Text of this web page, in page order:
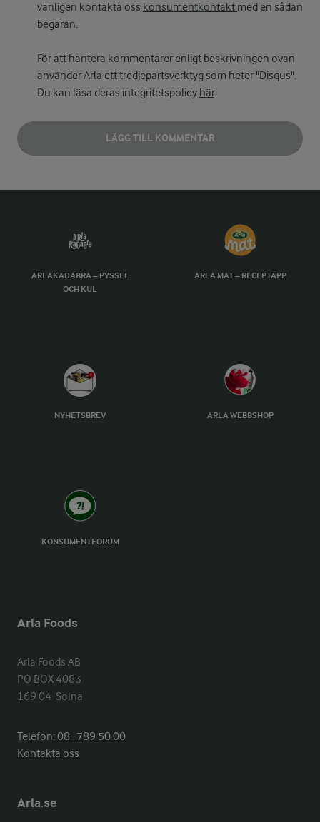
vänligen kontakta oss konsumentkontakt med en sådan
begäran.
För att hantera kommentarer enligt beskrivningen ovan
använder Arla ett tredjepartsverktyg som heter "Disqus".
Du kan läsa deras integritetspolicy här.
LÄGG TILL KOMMENTAR
ARLAKADABRA – PYSSEL
OCH KUL
ARLA MAT – RECEPTAPP
NYHETSBREV ARLA WEBBSHOP
KONSUMENTFORUM
Arla Foods
Arla Foods AB
PO BOX 4083
169 04  Solna
Telefon:08−789 50 00
Kontakta oss
Arla.se